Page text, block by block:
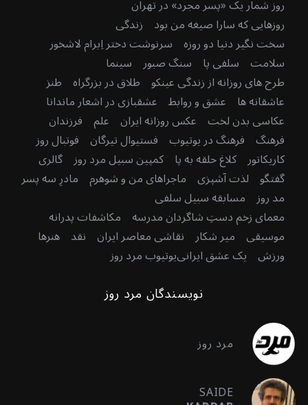
روز شمار یک «پسر مجرد» در تهران
روزهایی که سارا صیغه من بود زندگی
سخت نگیر دنیا دو روزه سرنوشت دختر اِبرام لاشخور
سلامت سلفی پا سنگ صبور سینما
طرح های روزانه از زندگی عینکو طلاق در بزرگراه طنز
عاشقانه ها عشق و روابط عشقبازی در اشعار ماندانا
عکاسی بدن لخت عکس روزانه ایران علم فرزندان
فرهنگ فرهنگ در یوتیوب فستیوال تیرگان فوتبال روز
کاریکاتور کلاغ حلقه به پا کمپین سبیل مرد روز گالری
گفتگو لذت آشپزی ماجراهای من و شوهرم مادرِ سه پسر
مد روز مسابقه سبیل سلفی
معمای زخم دستِ شاگردان مدرسه مکاشفات پدرانه
موسیقی میر شکار نقاشی معاصر ایران نقد هنرها
ورزش یک عشق ایرانییوتیوب مرد روز
نویسندگان مرد روز
مرد روز
SAIDE